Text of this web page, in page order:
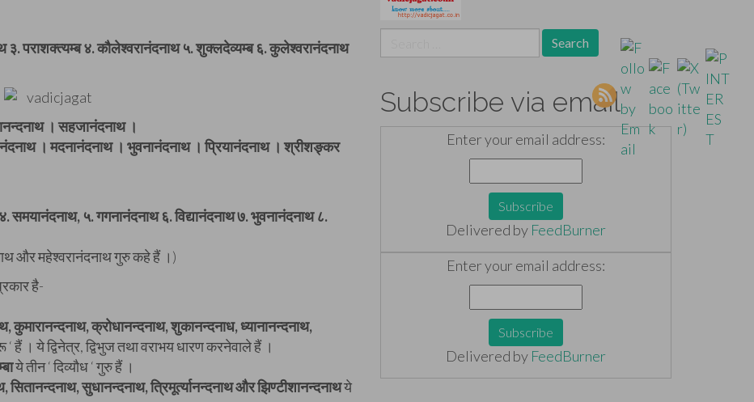
३. पराशक्त्यम्ब ४. कौलेश्वरानंदनाथ ५. शुक्लदेव्यम्ब ६. कुलेश्वरानंदनाथ
। सहजानंदनाथ ।
। मदनानंदनाथ । भुवनानंदनाथ । प्रियानंदनाथ । श्रीशङ्कर
समयानंदनाथ, ५. गगनानंदनाथ ६. विद्यानंदनाथ ७. भुवनानंदनाथ ८.
और महेश्वरानंदनाथ गुरु कहे हैं ।)
है-
कुमारानन्दनाथ, क्रोधानन्दनाथ, शुकानन्दनाध, ध्यानानन्दनाथ,
हैं । ये द्विनेत्र, द्विभुज तथा वराभय धारण करनेवाले हैं ।
ये तीन ‘ दिव्यौध ‘ गुरु हैं ।
सुधानन्दनाथ, त्रिमूर्त्यानन्दनाथ और झिण्टीशानन्दनाथये
for:
Subscribe via email
Enter your email address:
Delivered by FeedBurner
Enter your email address:
Delivered by FeedBurner